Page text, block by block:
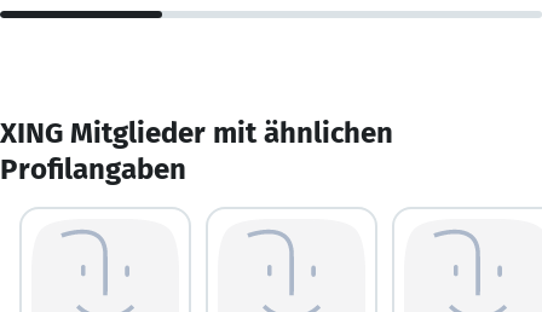
XING Mitglieder mit ähnlichen
Profilangaben